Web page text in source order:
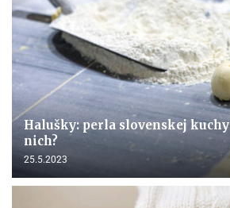
Halušky: perla slovenskej
nich?
25.5.2023